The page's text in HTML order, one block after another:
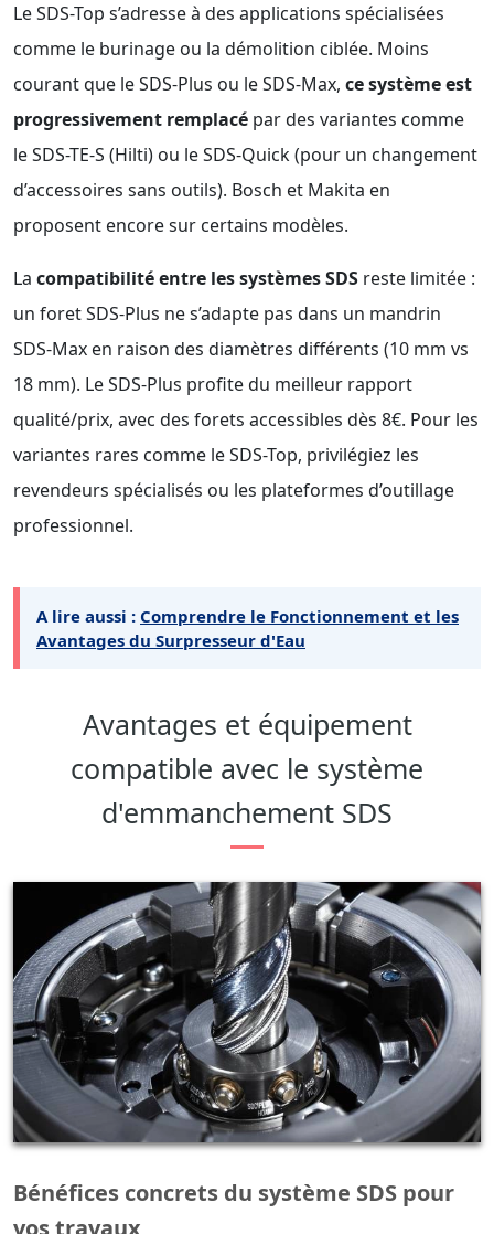
Le SDS-Top s’adresse à des applications spécialisées
comme le burinage ou la démolition ciblée. Moins
courant que le SDS-Plus ou le SDS-Max, ce système est
progressivement remplacé par des variantes comme
le SDS-TE-S (Hilti) ou le SDS-Quick (pour un changement
d’accessoires sans outils). Bosch et Makita en
proposent encore sur certains modèles.
La compatibilité entre les systèmes SDS reste limitée :
un foret SDS-Plus ne s’adapte pas dans un mandrin
SDS-Max en raison des diamètres différents (10 mm vs
18 mm). Le SDS-Plus profite du meilleur rapport
qualité/prix, avec des forets accessibles dès 8€. Pour les
variantes rares comme le SDS-Top, privilégiez les
revendeurs spécialisés ou les plateformes d’outillage
professionnel.
A lire aussi : Comprendre le Fonctionnement et les
Avantages du Surpresseur d'Eau
Avantages et équipement
compatible avec le système
d'emmanchement SDS
Bénéfices concrets du système SDS pour